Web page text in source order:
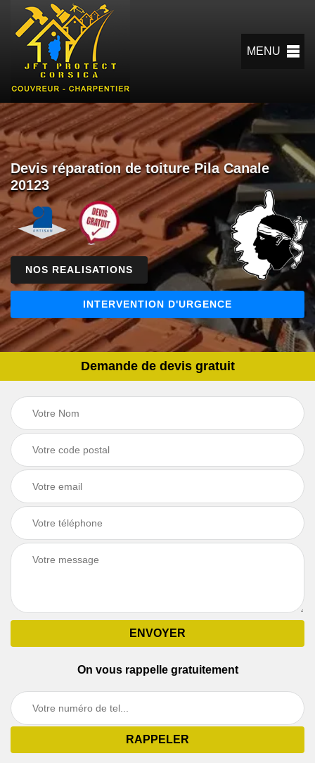
MENU
Devis réparation de toiture Pila Canale
20123
NOS REALISATIONS
INTERVENTION D'URGENCE
Demande de devis gratuit
On vous rappelle gratuitement